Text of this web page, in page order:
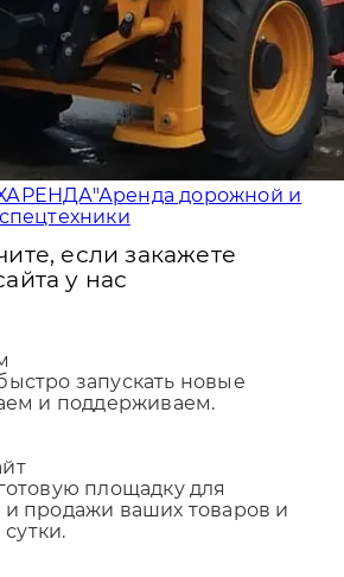
Аренда дорожной и
если закажете
у нас
запускать новые
и поддерживаем.
площадку для
продажи ваших товаров и